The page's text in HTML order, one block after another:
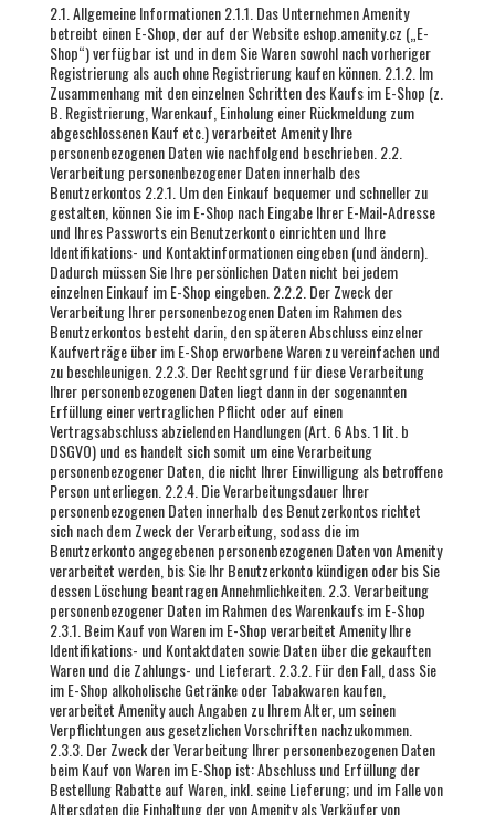
2.1. Allgemeine Informationen 2.1.1. Das Unternehmen Amenity
betreibt einen E-Shop, der auf der Website eshop.amenity.cz („E-
Shop“) verfügbar ist und in dem Sie Waren sowohl nach vorheriger
Registrierung als auch ohne Registrierung kaufen können. 2.1.2. Im
Zusammenhang mit den einzelnen Schritten des Kaufs im E-Shop (z.
B. Registrierung, Warenkauf, Einholung einer Rückmeldung zum
abgeschlossenen Kauf etc.) verarbeitet Amenity Ihre
personenbezogenen Daten wie nachfolgend beschrieben. 2.2.
Verarbeitung personenbezogener Daten innerhalb des
Benutzerkontos 2.2.1. Um den Einkauf bequemer und schneller zu
gestalten, können Sie im E-Shop nach Eingabe Ihrer E-Mail-Adresse
und Ihres Passworts ein Benutzerkonto einrichten und Ihre
Identifikations- und Kontaktinformationen eingeben (und ändern).
Dadurch müssen Sie Ihre persönlichen Daten nicht bei jedem
einzelnen Einkauf im E-Shop eingeben. 2.2.2. Der Zweck der
Verarbeitung Ihrer personenbezogenen Daten im Rahmen des
Benutzerkontos besteht darin, den späteren Abschluss einzelner
Kaufverträge über im E-Shop erworbene Waren zu vereinfachen und
zu beschleunigen. 2.2.3. Der Rechtsgrund für diese Verarbeitung
Ihrer personenbezogenen Daten liegt dann in der sogenannten
Erfüllung einer vertraglichen Pflicht oder auf einen
Vertragsabschluss abzielenden Handlungen (Art. 6 Abs. 1 lit. b
DSGVO) und es handelt sich somit um eine Verarbeitung
personenbezogener Daten, die nicht Ihrer Einwilligung als betroffene
Person unterliegen. 2.2.4. Die Verarbeitungsdauer Ihrer
personenbezogenen Daten innerhalb des Benutzerkontos richtet
sich nach dem Zweck der Verarbeitung, sodass die im
Benutzerkonto angegebenen personenbezogenen Daten von Amenity
verarbeitet werden, bis Sie Ihr Benutzerkonto kündigen oder bis Sie
dessen Löschung beantragen Annehmlichkeiten. 2.3. Verarbeitung
personenbezogener Daten im Rahmen des Warenkaufs im E-Shop
2.3.1. Beim Kauf von Waren im E-Shop verarbeitet Amenity Ihre
Identifikations- und Kontaktdaten sowie Daten über die gekauften
Waren und die Zahlungs- und Lieferart. 2.3.2. Für den Fall, dass Sie
im E-Shop alkoholische Getränke oder Tabakwaren kaufen,
verarbeitet Amenity auch Angaben zu Ihrem Alter, um seinen
Verpflichtungen aus gesetzlichen Vorschriften nachzukommen.
2.3.3. Der Zweck der Verarbeitung Ihrer personenbezogenen Daten
beim Kauf von Waren im E-Shop ist: Abschluss und Erfüllung der
Bestellung Rabatte auf Waren, inkl. seine Lieferung; und im Falle von
Altersdaten die Einhaltung der von Amenity als Verkäufer von